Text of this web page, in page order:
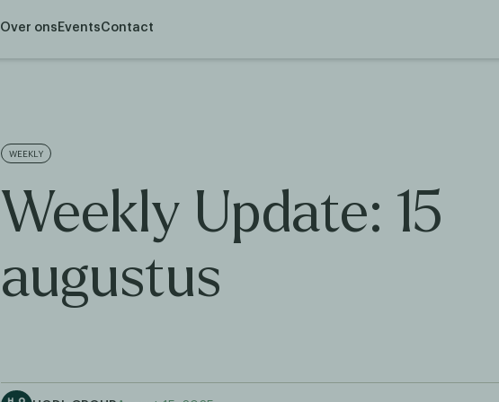
Over ons EventsContact
WEEKLY
Weekly Update: 15
augustus